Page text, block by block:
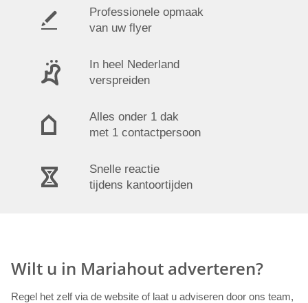
Professionele opmaak
van uw flyer
In heel Nederland
verspreiden
Alles onder 1 dak
met 1 contactpersoon
Snelle reactie
tijdens kantoortijden
Wilt u in Mariahout adverteren?
Regel het zelf via de website of laat u adviseren door ons team,